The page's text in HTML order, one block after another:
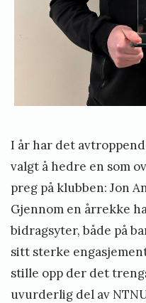
I år har det
valgt å hedre en som
preg på klubben: Jon
Gjennom en årrekke
bidragsyter, både på
sitt sterke
stille opp der det
uvurderlig del av